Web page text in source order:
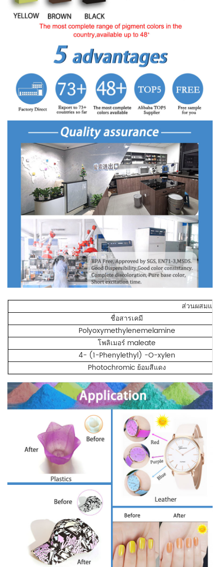
ส่วนผสมแล
ชื่อสารเคมี
Polyoxymethylenemelamine
โพลิเมอร์ maleate
4- (1-Phenylethyl) -O-xylen
Photochromic ย้อมสีแดง